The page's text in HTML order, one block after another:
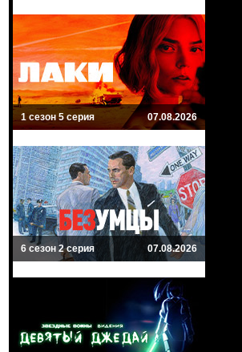
1 сезон 5 серия 07.08.2026
6 сезон 2 серия 07.08.2026